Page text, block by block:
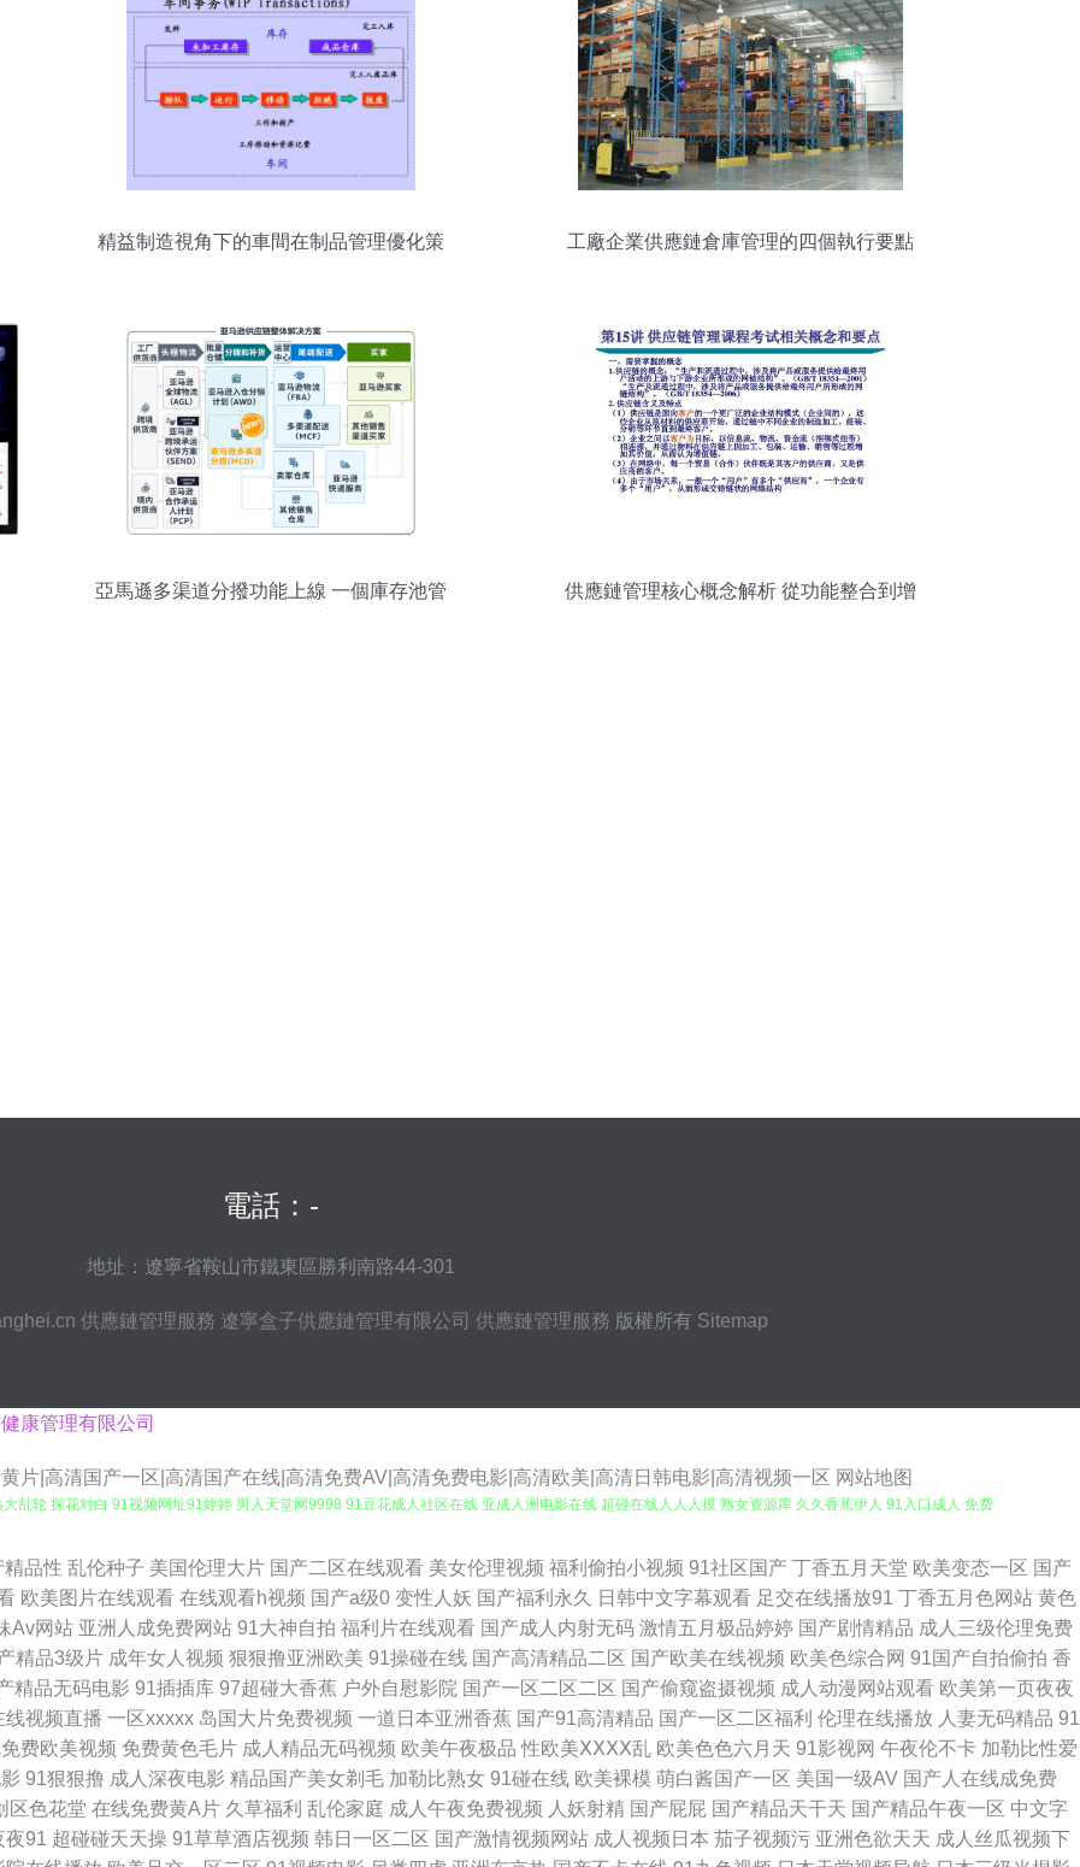
精益制造視角下的車間在制品管理優化策
工廠企業供應鏈倉庫管理的四個執行要點
亞馬遜多渠道分撥功能上線 一個庫存池管
供應鏈管理核心概念解析 從功能整合到增
電話：-
地址：遼寧省鞍山市鐵東區勝利南路44-301
供應鏈管理服務 遼寧盒子供應鏈管理有限公司 供應鏈管理服務 版權所有 Sitemap
康管理有限公司
片|高清国产一区|高清国产在线|高清免费AV|高清免费电影|高清欧美|高清日韩电影|高清视频一区 网站地图
乱轮 探花对白 91视频网址91婷婷 男人天堂网9998 91豆花成人社区在线 亚成人洲电影在线 超碰在线人人人摸 熟女资源库 久久香蕉伊人 91入口成人 免费
韩国三级HD高清精品 影音先锋欧美色A片 丁香美女社区 日韩欧美性爱A片 福利姬在线喷水 三级片黄色免费看 91免费网 激情文学人妻中文字幕 伊人五月
影音先锋七区 岛国资源站 日本不卡久久精品 91色免费看 黄色三级免费 午夜影院aa www我要性交网 欧美色图41P 91视频在线观看18 九一橡胶香蕉制品
在线 av中文网站 人妻婷婷在线网观看 91新视频 另类欧美日韩 91青娱乐福利导航 狼友汇六六六 91传媒网视频网 国产精品久久66 无码人妻1206 92免费福
放 久草资源网 宅男宅女AV导航 豆花视频在线吃瓜 色无极亚洲影院 91在线图片视频 欧美灌肠扩荫调教 91国产白浆高潮 国产精品自拍区 福利社合集 91次
品乱码 91探花app 欧美伦理网站 91系列国产视频在线 欧美日韩网址 91黑絲美女被草 黄色av五月天性爱 91传媒网视频网 国产网址线路 国产偷自区 91人
精品性 乱伦种子 美国伦理大片 国产二区在线观看 美女伦理视频 福利偷拍小视频 91社区国产 丁香五月天堂 欧美变态一区 国产
欧美图片在线观看 在线观看h视频 国产a级0 变性人妖 国产福利永久 日韩中文字幕观看 足交在线播放91 丁香五月色网站 黄色
Av网站 亚洲人成免费网站 91大神自拍 福利片在线观看 国产成人内射无码 激情五月极品婷婷 国产剧情精品 成人三级伦理免费
精品3级片 成年女人视频 狠狠撸亚洲欧美 91操碰在线 国产高清精品二区 国产欧美在线视频 欧美色综合网 91国产自拍偷拍 香
精品无码电影 91插插库 97超碰大香蕉 户外自慰影院 国产一区二区二区 国产偷窥盗摄视频 成人动漫网站观看 欧美第一页夜夜
线视频直播 一区xxxxx 岛国大片免费视频 一道日本亚洲香蕉 国产91高清精品 国产一区二区福利 伦理在线播放 人妻无码精品 91
费欧美视频 免费黄色毛片 成人精品无码视频 欧美午夜极品 性欧美ⅩⅩⅩⅩ乱 欧美色色六月天 91影视网 午夜伦不卡 加勒比性爱
91狠狠撸 成人深夜电影 精品国产美女剃毛 加勒比熟女 91碰在线 欧美裸模 萌白酱国产一区 美国一级AV 国产人在线成免费
区色花堂 在线免费黄A片 久草福利 乱伦家庭 成人午夜免费视频 人妖射精 国产屁屁 国产精品天干天 国产精品午夜一区 中文字
夜91 超碰碰天天操 91草草酒店视频 韩日一区二区 国产激情视频网站 成人视频日本 茄子视频污 亚洲色欲天天 成人丝瓜视频下